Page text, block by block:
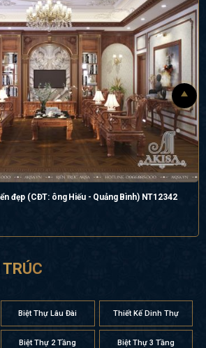
đẹp (CĐT: ông Hiếu - Quảng Bình) NT12342
Biệt Thự Lâu Đài Thiết Kế Dinh Thự
Biệt Thự 2 Tầng Biệt Thự 3 Tầng